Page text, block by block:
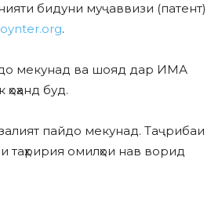
бидуни муҷаввизи (патент)
.
мекунад ва шояд дар ИМА
буд.
пайдо мекунад. Таҷрибаи
омилҳои нав ворид